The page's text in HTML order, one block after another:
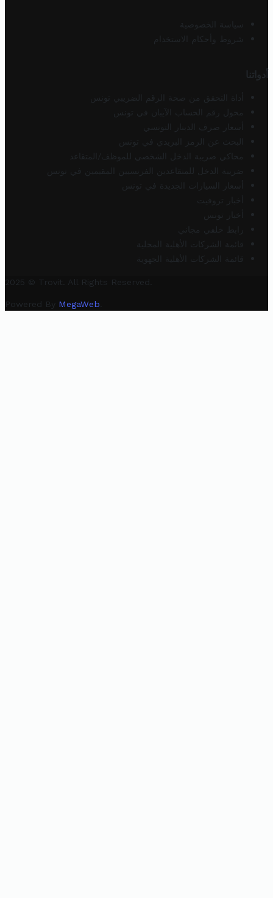
سياسة الخصوصية
شروط وأحكام الاستخدام
أدواتنا
أداة التحقق من صحة الرقم الضريبي تونس
محول رقم الحساب الآيبان في تونس
أسعار صرف الدينار التونسي
البحث عن الرمز البريدي في تونس
محاكي ضريبة الدخل الشخصي للموظف/المتقاعد
ضريبة الدخل للمتقاعدين الفرنسيين المقيمين في تونس
أسعار السيارات الجديدة في تونس
أخبار تروفيت
أخبار تونس
رابط خلفي مجاني
قائمة الشركات الأهلية المحلية
قائمة الشركات الأهلية الجهوية
2025 © Trovit. All Rights Reserved.
Powered By MegaWeb